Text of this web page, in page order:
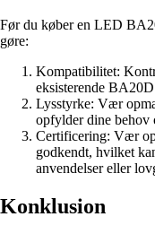
Før du køber en LED
gøre:
Kompatibilitet:
eksisterende
Lysstyrke: Vær
opfylder dine behov
Certificering: Vær
godkendt, hvilket
anvendelser eller
Konklusion